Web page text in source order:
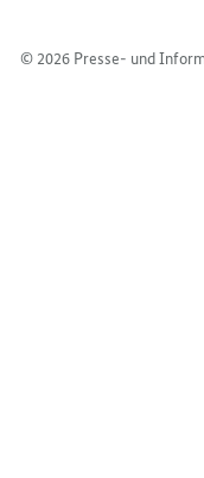
© 2026 Presse- und